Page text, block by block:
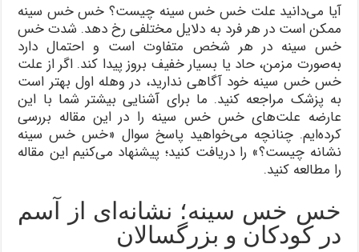
آیا می‌دانید علت خس خس سینه چیست؟ خس خس سینه
ممکن است در هر فرد به دلایل مختلفی رخ دهد. شدت خس
خس سینه در هر شخص متفاوت است و احتمال دارد
به‌صورت مزمن، حاد یا بسیار خفیف بروز پیدا کند. اگر از علت
خس خس سینه خود آگاهی ندارید، در وهله اول بهتر است
به پزشک مراجعه کنید. ما برای آشنایی بیشتر شما با این
عارضه علت‌های‌ خس خس سینه را در این مقاله بررسی
کرده‌ایم. چنانچه می‌خواهید پاسخ سوال «خس خس سینه
نشانه چیست؟» را دریافت کنید؛ پیشنهاد می‌کنیم این مقاله
را مطالعه کنید.
خس خس سینه؛ نشانه‌ای از آسم
در کودکان و بزرگسالان